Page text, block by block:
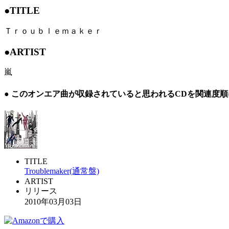
●TITLE
Ｔｒｏｕｂｌｅｍａｋｅｒ
●ARTIST
嵐
● このオンエア曲が収録されていると思われるCDを関連度
TITLE
Troublemaker(通常盤)
ARTIST
リリース
2010年03月03日